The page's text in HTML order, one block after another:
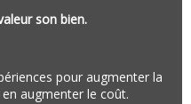
son bien.
pour augmenter la
augmenter le coût.